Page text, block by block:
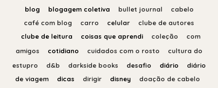
blog
blogagem coletiva bullet journal
cabelo
café com blog
carro celular
clube de autores
clube de leitura
coisas que aprendi coleção
com
amigos
cotidiano cuidados com o rosto
cultura do
estupro
d&b darkside books desafio diário
diário
de viagem
dicas dirigir disney
doação de cabelo